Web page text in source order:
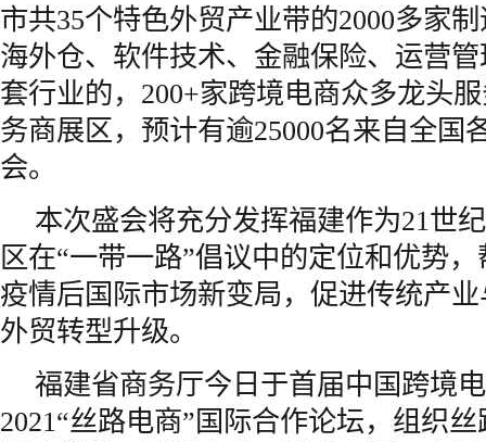
市共35个特色外贸产业带的2000多家
海外仓、软件技术、金融保险、运营
套行业的，200+家跨境电商众多龙头
务商展区，预计有逾25000名来自全国
会。
本次盛会将充分发挥福建作为21世
区在“一带一路”倡议中的定位和优势
疫情后国际市场新变局，促进传统产
外贸转型升级。
福建省商务厅今日于首届中国跨境
2021“丝路电商”国际合作论坛，组织